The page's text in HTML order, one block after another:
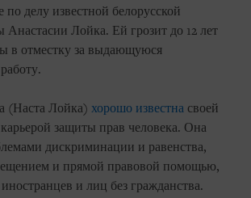
по делу известной белорусской
Анастасии Лойка. Ей грозит до 12 лет
в отместку за выдающуюся
(Наста Лойка) хорошо известна своей
защиты прав человека. Она
дискриминации и равенства,
и прямой правовой помощью,
и лиц без гражданства.